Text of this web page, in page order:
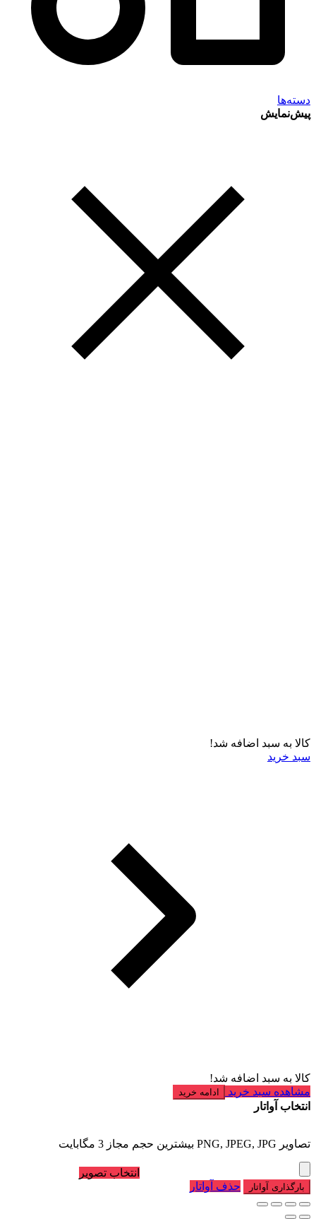
دسته‌ها
پیش‌نمایش
کالا به سبد اضافه شد!
سبد خرید
کالا به سبد اضافه شد!
مشاهده سبد خرید
ادامه خرید
انتخاب آواتار
تصاویر PNG, JPEG, JPG بیشترین حجم مجاز 3 مگابایت
انتخاب تصویر
بارگذاری آواتار حذف آواتار